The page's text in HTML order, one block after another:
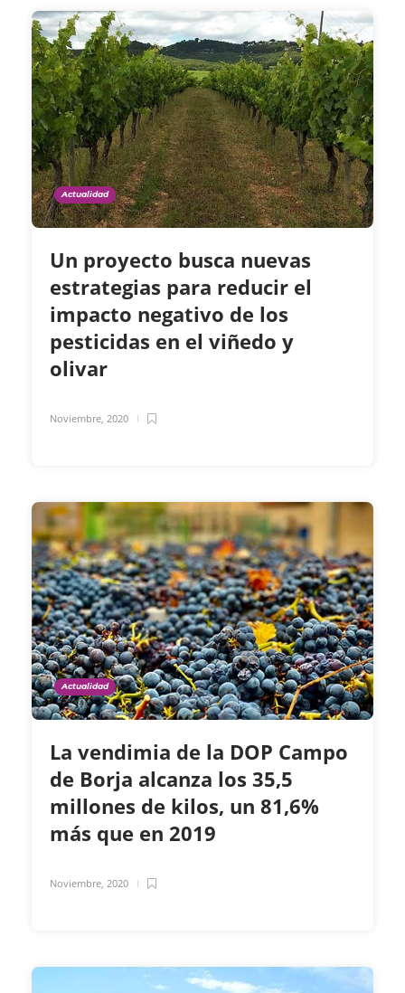
Actualidad
Un proyecto busca nuevas
estrategias para reducir el
impacto negativo de los
pesticidas en el viñedo y
olivar
Noviembre, 2020
Actualidad
La vendimia de la DOP Campo
de Borja alcanza los 35,5
millones de kilos, un 81,6%
más que en 2019
Noviembre, 2020